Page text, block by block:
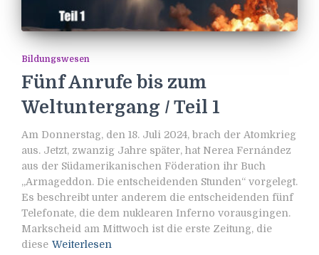
Bildungswesen
Fünf Anrufe bis zum
Weltuntergang / Teil 1
Am Donnerstag, den 18. Juli 2024, brach der Atomkrieg
aus. Jetzt, zwanzig Jahre später, hat Nerea Fernández
aus der Südamerikanischen Föderation ihr Buch
„Armageddon. Die entscheidenden Stunden“ vorgelegt.
Es beschreibt unter anderem die entscheidenden fünf
Telefonate, die dem nuklearen Inferno vorausgingen.
Markscheid am Mittwoch ist die erste Zeitung, die
diese Weiterlesen